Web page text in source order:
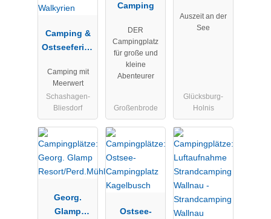
Camping &
Ostseeferien
Walkyrien
Camping mit
Meerwert
Schashagen-
Bliesdorf
Camping
DER
Campingplatz
für große und
kleine
Abenteurer
Großenbrode
Auszeit an der
See
Glücksburg-
Holnis
Georg.
Glamp
Ostsee-